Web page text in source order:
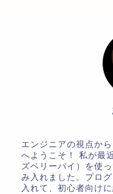
エンジニアの視点か
へようこそ！ 私が最
ズベリーパイ）を使
み入れました。プロ
入れて、初心者向け